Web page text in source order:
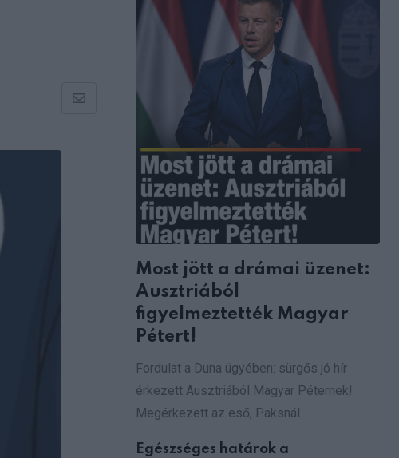
Share
Most jött a drámai üzenet:
Ausztriából
figyelmeztették Magyar
Pétert!
Fordulat a Duna ügyében: sürgős jó hír
érkezett Ausztriából Magyar Péternek!
Megérkezett az eső, Paksnál
Egészséges határok a